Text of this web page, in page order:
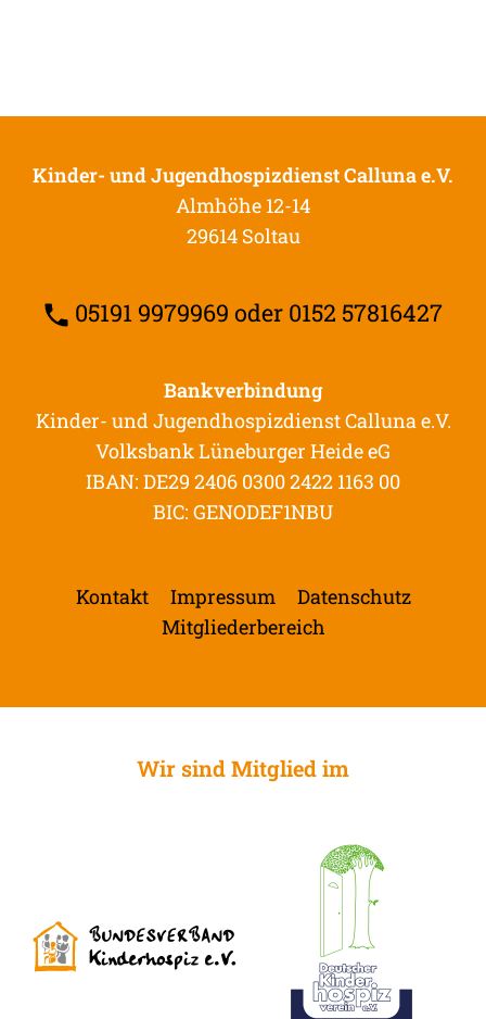
Kinder- und Jugendhospizdienst Calluna e.V.
Almhöhe 12-14
29614 Soltau
05191 9979969 oder 0152 57816427
Bankverbindung
Kinder- und Jugendhospizdienst Calluna e.V.
Volksbank Lüneburger Heide eG
IBAN: DE29 2406 0300 2422 1163 00
BIC: GENODEF1NBU
Kontakt Impressum
Datenschutz
Mitgliederbereich
Wir sind Mitglied im